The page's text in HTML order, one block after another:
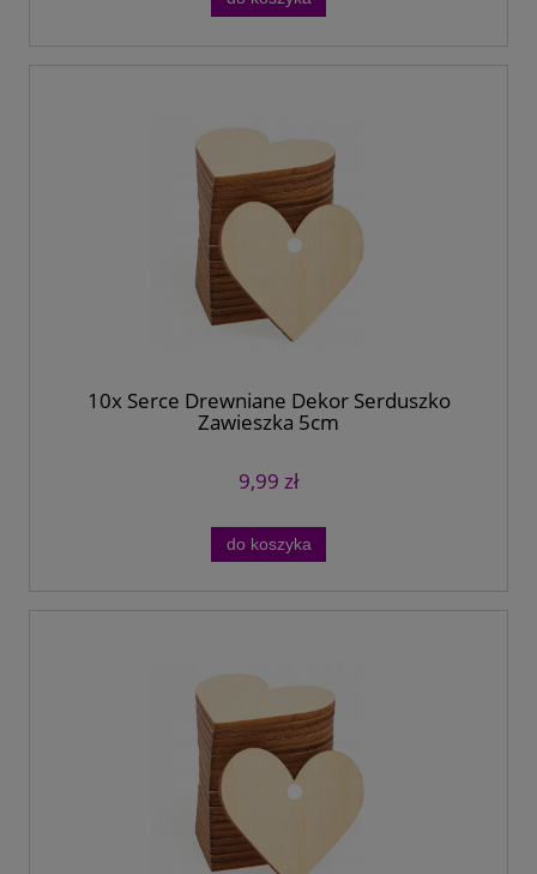
10x Serce Drewniane Dekor Serduszko
Zawieszka 5cm
9,99 zł
do koszyka